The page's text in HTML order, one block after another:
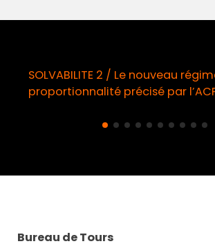
SOLVABILITE 2 / Le nouveau
proportionnalité précisé par
Bureau de Tours